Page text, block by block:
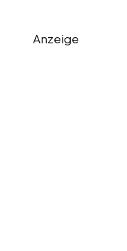
Anzeige